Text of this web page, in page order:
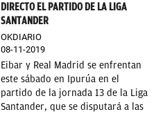
DIRECTO EL PARTIDO DE LA LIGA
SANTANDER
OKDIARIO
08-11-2019
Eibar y Real Madrid se enfrentan
este sábado en Ipurúa en el
partido de la jornada 13 de la Liga
Santander, que se disputará a las